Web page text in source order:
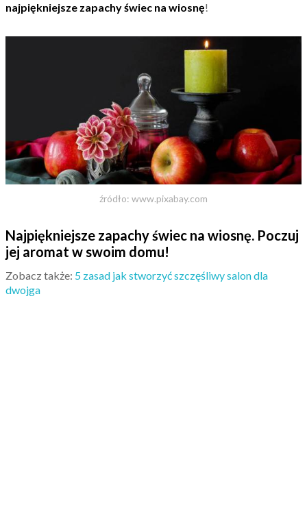
najpiękniejsze zapachy świec na wiosnę!
źródło: www.pixabay.com
Najpiękniejsze zapachy świec na wiosnę. Poczuj
jej aromat w swoim domu!
Zobacz także: 5 zasad jak stworzyć szczęśliwy salon dla
dwojga